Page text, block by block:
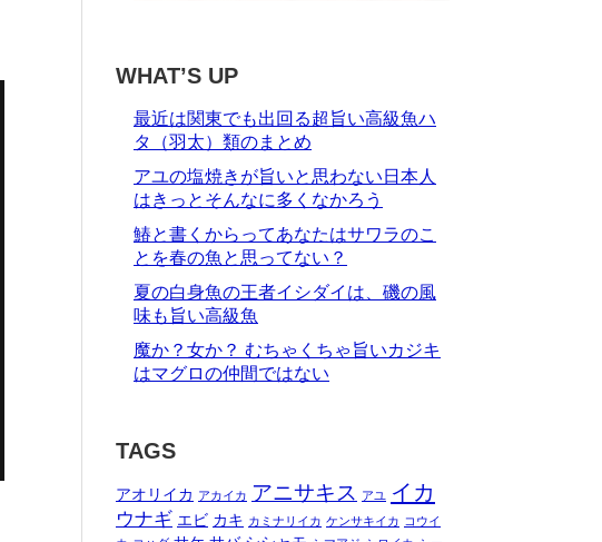
WHAT’S UP
最近は関東でも出回る超旨い高級魚ハ
タ（羽太）類のまとめ
アユの塩焼きが旨いと思わない日本人
はきっとそんなに多くなかろう
鰆と書くからってあなたはサワラのこ
とを春の魚と思ってない？
夏の白身魚の王者イシダイは、磯の風
味も旨い高級魚
魔か？女か？ むちゃくちゃ旨いカジキ
はマグロの仲間ではない
TAGS
アオリイカ アカイカ アニサキス アユ イカ
ウナギ エビ カキ カミナリイカ ケンサキイカ コウイ